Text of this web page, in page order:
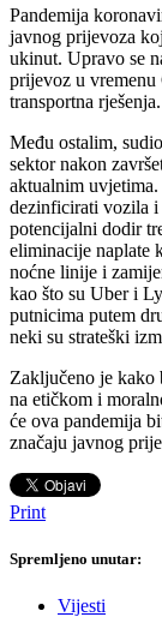
Pandemija
javnog prijevoza
ukinut. Upravo se
prijevoz u
transportna rješenja.
Među ostalim,
sektor nakon
aktualnim
dezinficirati vozila i
potencijalni dodir
eliminacije naplate
noćne linije i
kao što su Uber i
putnicima putem
neki su strateški
Zaključeno je kako
na etičkom i
će ova pandemija
značaju javnog
Print
Spremljeno unutar:
Vijesti